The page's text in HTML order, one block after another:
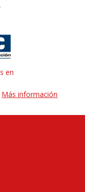
Más información